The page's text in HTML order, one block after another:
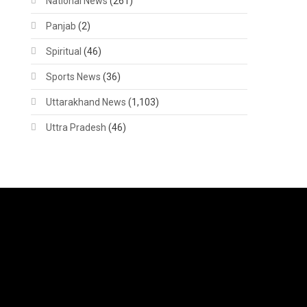
Panjab (2)
Spiritual (46)
Sports News (36)
Uttarakhand News (1,103)
Uttra Pradesh (46)